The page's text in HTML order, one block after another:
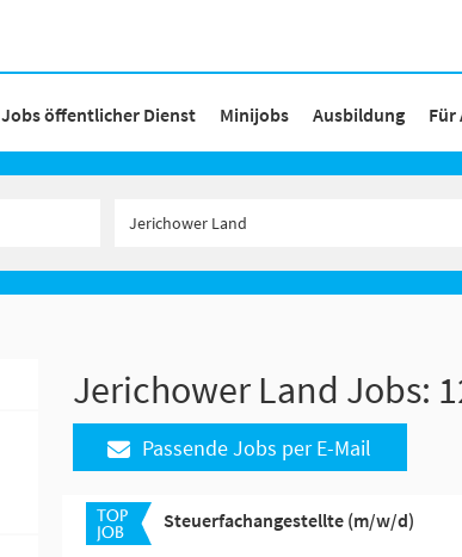
Jobs öffentlicher Dienst Minijobs Ausbildung Für
Jerichower Land Jobs:
Passende Jobs per E-Mail
Steuerfachangestellte (m/w/d)